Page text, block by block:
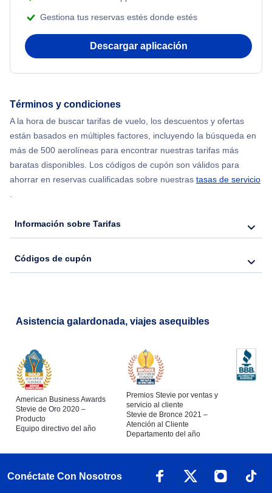
Flights from Nueva York to Mumbai
Flights from Shanghai to Nueva York
Flights from Nueva York to Hong Kong
Flights from Nueva York to Seúl
Gestiona tus reservas estés donde estés
Descargar aplicación
Términos y condiciones
A la hora de buscar tarifas de vuelo, los descuentos y ofertas
están basados en múltiples factores, incluyendo la búsqueda en
más de 500 aerolíneas para encontrar nuestras tarifas más
baratas disponibles. Los códigos de cupón son válidos para
ahorrar en reservas cualificadas sobre nuestras tasas de servicio
.
Información sobre Tarifas
Códigos de cupón
Asistencia galardonada, viajes asequibles
American Business Awards
Stevie de Oro 2020 –
Producto
Equipo directivo del año
Premios Stevie por ventas y
servicio al cliente
Stevie de Bronce 2021 –
Atención al Cliente
Departamento del año
Conéctate Con Nosotros